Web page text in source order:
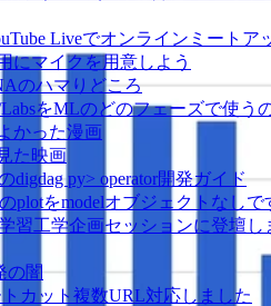
Liveでオンラインミートア
にマイクを用意しよう
のハマりどころ
LabsをMLのどのフェーズで使う
かった漫画
た映画
digdag py> operator開発ガイド
のplotをmodelオブジェクトなしで
習工学企画セッションに登壇し
の闇
カット複数URL対応しました